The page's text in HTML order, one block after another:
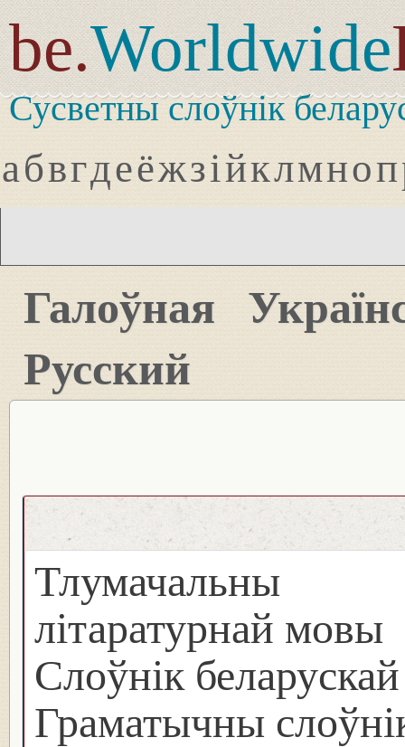
be.Worldwide
Сусветны слоўнік
абвгдеёжзійклмноп
Галоўная
Русский
Тлумачальны
літаратурнай мовы
Слоўнік
Граматычны